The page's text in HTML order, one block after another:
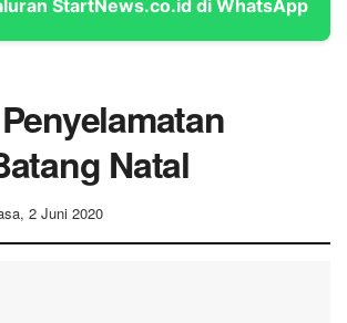
StartNews.co.id di WhatsApp
Natal
2 Juni 2020